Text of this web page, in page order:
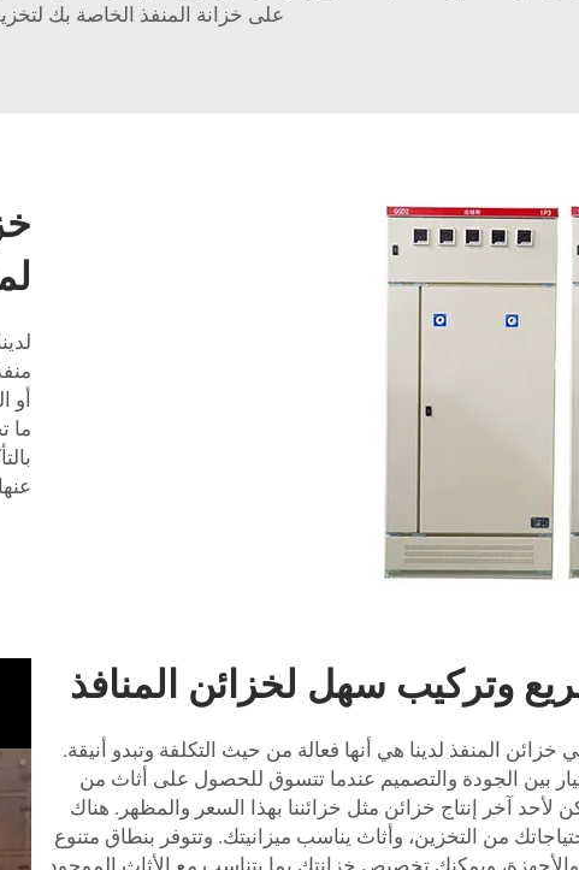
على خزانة المنفذ الخاصة بك
أو
ما
وتركيب سهل لخزائن المنافذ
خزائن المنفذ لدينا هي أنها فعالة من حيث التكلفة وتبدو أنيقة.
بين الجودة والتصميم عندما تتسوق للحصول على أثاث من
لأحد آخر إنتاج خزائن مثل خزائننا بهذا السعر والمظهر. هناك
من التخزين، وأثاث يناسب ميزانيتك. وتتوفر بنطاق متنوع
ويمكنك تخصيص خزانتك بما يتناسب مع الأثاث الموجود